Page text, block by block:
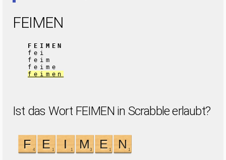
FEIMEN
FEIMEN
fei
feim
feime
feimen
Ist das Wort FEIMEN in Scrabble erlaubt?